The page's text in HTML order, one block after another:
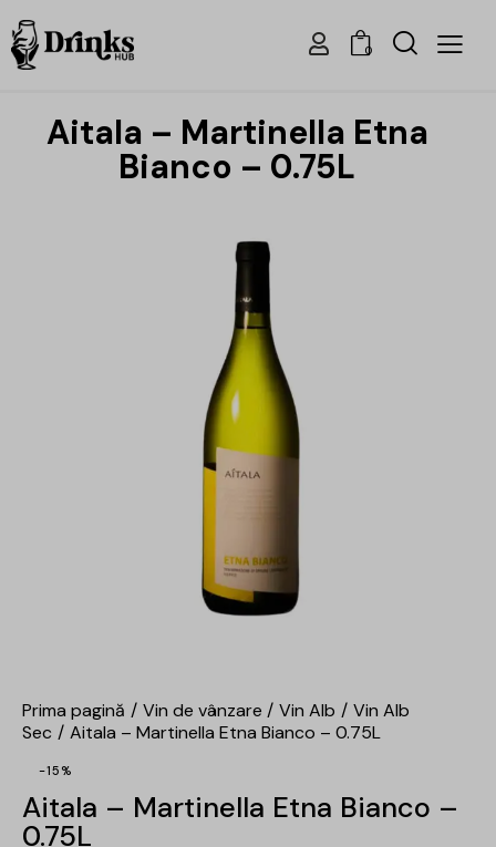
0
Aitala – Martinella Etna
Bianco – 0.75L
Prima pagină Vin de vânzare Vin Alb
Vin Alb
Sec
Aitala – Martinella Etna Bianco – 0.75L
-15%
Aitala – Martinella Etna Bianco –
0.75L